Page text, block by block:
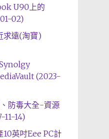
U90上的
02)
求遠(淘寶)
(2023-
防毒大全-資源
11-14)
英吋Eee PC計